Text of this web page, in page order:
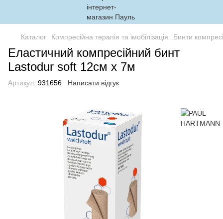
Каталог Компресійна терапія та імобілізація Бинти
Еластичний компресійний бинт
Lastodur soft 12см х 7м
Артикул: 931656 Написати відгук